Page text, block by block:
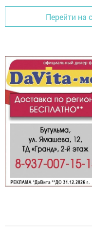
Перейти на